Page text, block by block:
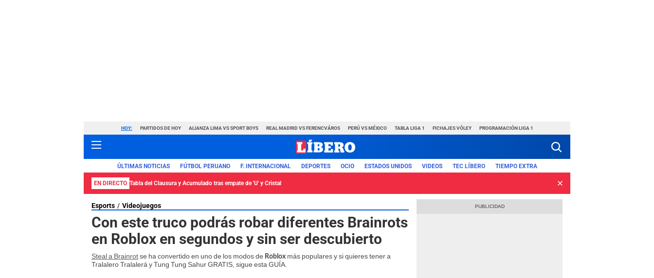
HOY: PARTIDOS DE HOY ALIANZA LIMA VS SPORT BOYS REAL MADRID VS FERENCVÁROS PERÚ VS MÉXICO TABLA LIGA 1 FICHAJES VÓLEY PROGRAMACIÓN LIGA 1
ÚLTIMAS NOTICIAS FÚTBOL PERUANO F. INTERNACIONAL DEPORTES OCIO ESTADOS UNIDOS VIDEOS TEC LÍBERO TIEMPO EXTRA
EN DIRECTO Tabla del Clausura y Acumulado tras empate de 'U' y Cristal
Esports Videojuegos
Con este truco podrás robar diferentes Brainrots
en Roblox en segundos y sin ser descubierto
Steal a Brainrotse ha convertido en uno de los modos de Roblox más populares y si quieres tener a
Tralalero Tralalerá y Tung Tung Sahur GRATIS, sigue esta GUÍA.